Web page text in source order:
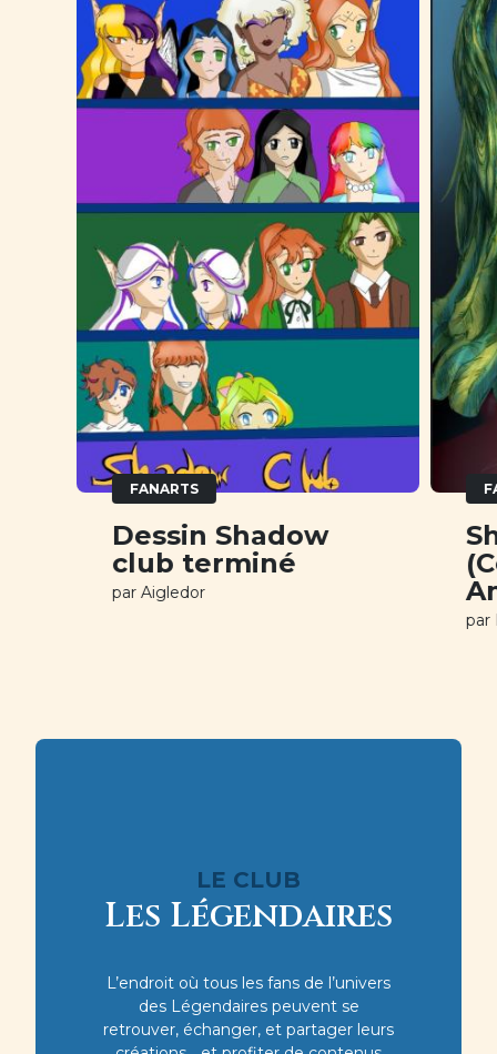
FANARTS
Dessin Shadow
club terminé
parAigledor
par
LE CLUB
Les Légendaires
L’endroit où tous les fans de l’univers
des Légendaires peuvent se
retrouver, échanger, et partager leurs